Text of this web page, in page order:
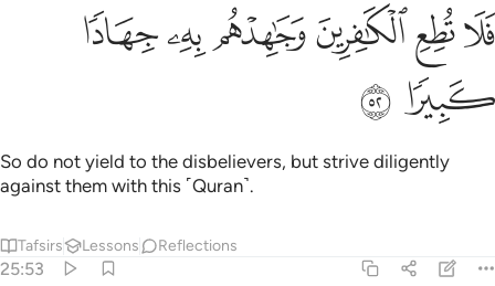
فلا تطع الكافرين وجاهدهم به جهادا كبيرا ٥٢
فَلَا تُطِعِ ٱلْكَـٰفِرِينَ وَجَـٰهِدْهُم بِهِۦ جِهَادًۭا كَبِيرًۭا ٥٢
ﲡﲢﲣﲤﲥﲦ
ﲧ ﲨ
So do not yield to the disbelievers, but strive diligently
against them with this ˹Quran˺.
Tafsirs Lessons Reflections
25:53